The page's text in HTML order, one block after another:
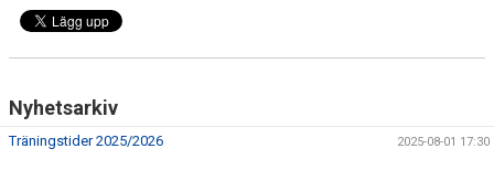
KONTAKT
MATCHER
Nyhetsarkiv
Träningstider 2025/2026 2025-08-01 17:30